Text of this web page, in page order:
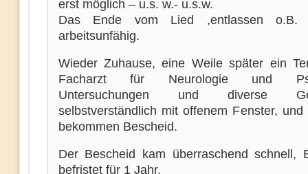
erst möglich – u.s. w.- u.s.w.
Das Ende vom Lied ,entlassen o.B.
arbeitsunfähig.
Wieder Zuhause, eine Weile später ein
Facharzt für Neurologie und
Untersuchungen und diverse
selbstverständlich mit offenem Fenster,
bekommen Bescheid.
Der Bescheid kam überraschend schnell,
befristet für 1 Jahr.